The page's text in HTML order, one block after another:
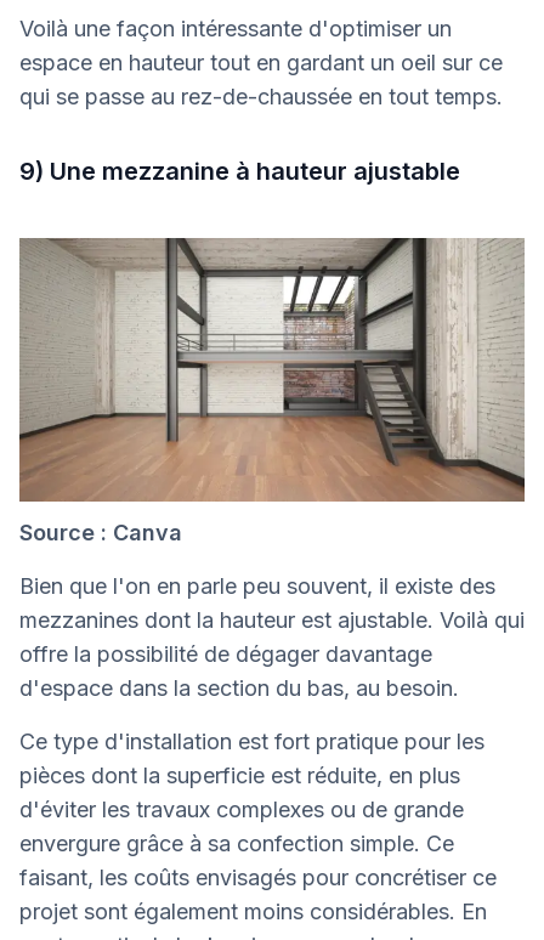
Voilà une façon intéressante d'optimiser un
espace en hauteur tout en gardant un oeil sur ce
qui se passe au rez-de-chaussée en tout temps.
9) Une mezzanine à hauteur ajustable
Source : Canva
Bien que l'on en parle peu souvent, il existe des
mezzanines dont la hauteur est ajustable. Voilà qui
offre la possibilité de dégager davantage
d'espace dans la section du bas, au besoin.
Ce type d'installation est fort pratique pour les
pièces dont la superficie est réduite, en plus
d'éviter les travaux complexes ou de grande
envergure grâce à sa confection simple. Ce
faisant, les coûts envisagés pour concrétiser ce
projet sont également moins considérables. En